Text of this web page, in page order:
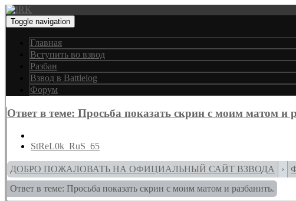
Toggle navigation
Главная
Вступить во взвод
Разбан
Взвод в Battlelog
Форум
Ответ в теме: Просьба показать скрин с моим матом и
StReL0k_RuS_65
ДОБРО ПОЖАЛОВАТЬ НА ОФИЦИАЛЬНЫЙ САЙТ ВЗВОДА ›
Ответ в теме: Просьба показать скрин с моим матом и разбанить.